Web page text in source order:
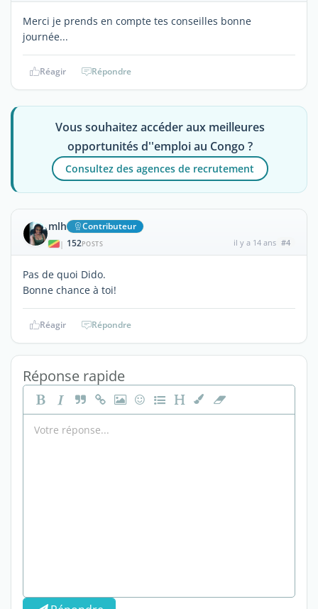
Merci je prends en compte tes conseilles bonne
journée...
Réagir Répondre
Vous souhaitez accéder aux meilleures
opportunités d''emploi au Congo ?
Consultez des agences de recrutement
mlh Contributeur
| 152POSTS il y a 14 ans #4
Pas de quoi Dido.
Bonne chance à toi!
Réagir Répondre
Réponse rapide